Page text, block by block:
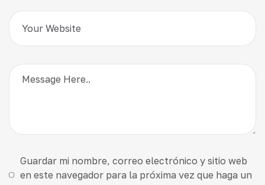
Guardar mi nombre, correo electrónico y sitio web
en este navegador para la próxima vez que haga un